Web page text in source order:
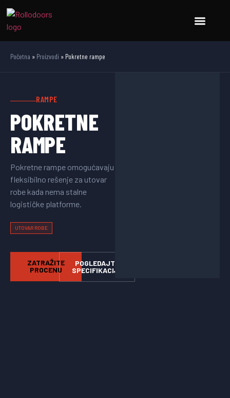
Početna » Proizvodi » Pokretne rampe
RAMPE
POKRETNE
RAMPE
Pokretne rampe omogućavaju
fleksibilno rešenje za utovar
robe kada nema stalne
logističke platforme.
UTOVAR ROBE
ZATRAŽITE
PROCENU
POGLEDAJTE
SPECIFIKACIJE